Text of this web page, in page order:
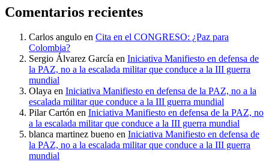
Comentarios recientes
Carlos angulo en Cita en el CONGRESO: ¿Paz para
Colombia?
Sergio Álvarez García en Iniciativa Manifiesto en defensa de
la PAZ, no a la escalada militar que conduce a la III guerra
mundial
Olaya en Iniciativa Manifiesto en defensa de la PAZ, no a la
escalada militar que conduce a la III guerra mundial
Pilar Cartón en Iniciativa Manifiesto en defensa de la PAZ, no
a la escalada militar que conduce a la III guerra mundial
blanca martinez bueno en Iniciativa Manifiesto en defensa de
la PAZ, no a la escalada militar que conduce a la III guerra
mundial